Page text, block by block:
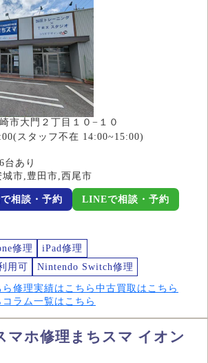
市大門２丁目１０−１０
スタッフ不在 14:00~15:00)
台あり
城市,豊田市,西尾市
相談・予約 LINEで相談・予約
修理
iPad修理
用可
Nintendo Switch修理
修理実績はこちら 中古買取はこちら
コラム一覧はこちら
マホ修理まちスマ イオン